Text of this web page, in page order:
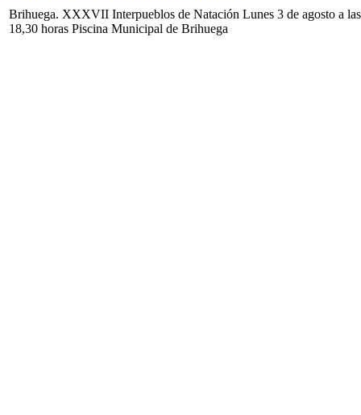
Brihuega. XXXVII Interpueblos de Natación Lunes 3 de agosto a las
18,30 horas Piscina Municipal de Brihuega